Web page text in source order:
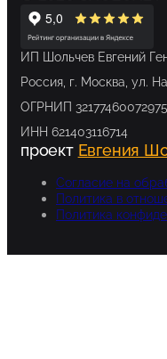
ИП Шольчев Евгений
Россия, г. Москва, ул.
ОГРНИП
ИНН 621403116714
проект Евгения
Согласие на
Политика в
Политика